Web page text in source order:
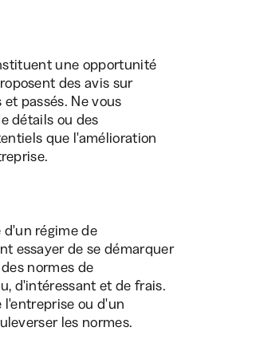
une opportunité
des avis sur
passés. Ne vous
détails ou des
que l'amélioration
d'un régime de
essayer de se démarquer
normes de
d'intéressant et de frais.
l'entreprise ou d'un
les normes.